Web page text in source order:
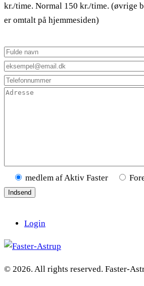
kr./time. Normal 150 kr./time. (øvrige
er omtalt på hjemmesiden)
medlem af Aktiv Faster
Login
© 2026. All rights reserved. Faster-